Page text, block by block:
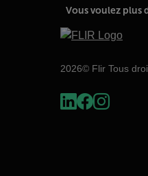
Vous voulez plus
2026© Flir Tous